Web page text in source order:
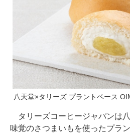
八天堂×タリーズ プラントベース
タリーズコーヒージャパンは
味覚のさつまいもを使ったプラ